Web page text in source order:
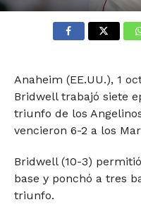
Anaheim (EE.UU.), 1
Bridwell trabajó siete
triunfo de los
vencieron 6-2 a los
Bridwell (10-3)
base y ponchó a tres
triunfo.